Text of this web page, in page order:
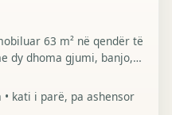
63 m² në qendër të
dy dhoma gjumi, banjo,
• kati i parë, pa ashensor